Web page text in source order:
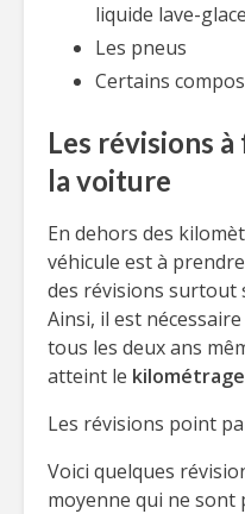
liquide lave-glace
Les pneus
Certains
Les révisions à
la voiture
En dehors des
véhicule est à
des révisions surtout
Ainsi, il est
tous les deux ans
atteint le kilométrage
Les révisions point
Voici quelques
moyenne qui ne